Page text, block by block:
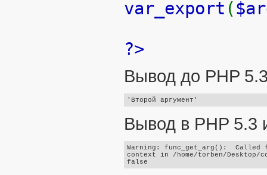
var_export (
?>
Вывод до PHP
Вывод в PHP 5.3
Warning: func_get_arg():
context in /home/torben/